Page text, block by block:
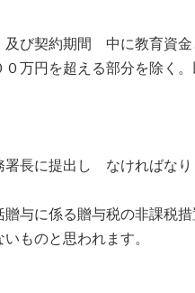
び契約期間 中に教育資金
万円を超える部分を除く。
長に提出し なければなり
与に係る贈与税の非課税
ものと思われます。